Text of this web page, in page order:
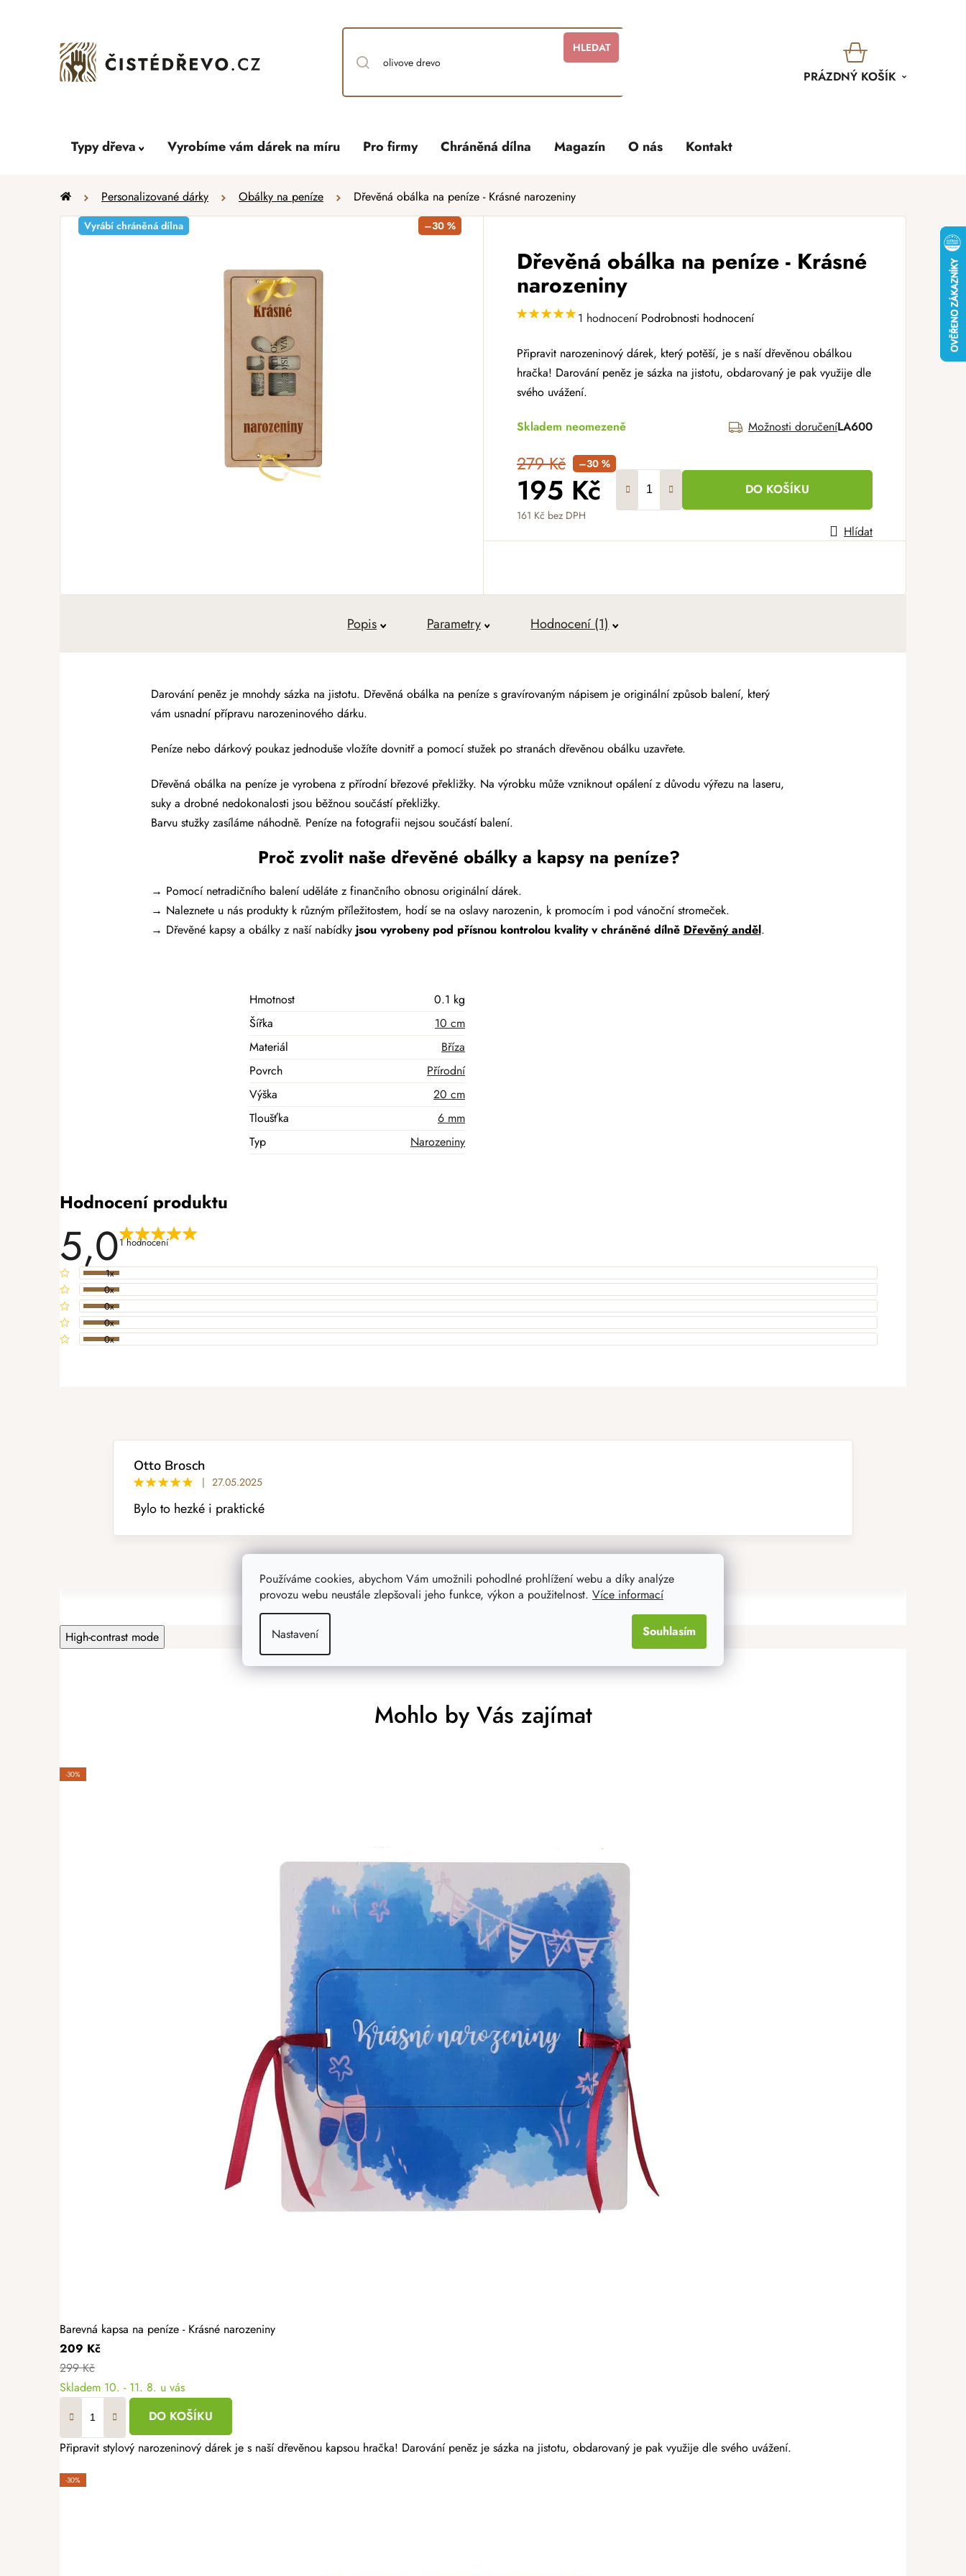
Používáme cookies, abychom Vám umožnili pohodlné prohlížení webu a díky analýze
provozu webu neustále zlepšovali jeho funkce, výkon a použitelnost. Více informací
Nastavení Souhlasím
HLEDAT
KOŠÍK
PRÁZDNÝ KOŠÍK
Typy dřeva Vyrobíme vám dárek na míru Pro firmy Chráněná dílna Magazín O nás Kontakt
Domů Personalizované dárky Obálky na peníze Dřevěná obálka na peníze - Krásné narozeniny
Dřevěná obálka na peníze - Krásné
narozeniny
1 hodnocení Podrobnosti hodnocení
Připravit narozeninový dárek, který potěší, je s naší dřevěnou obálkou
hračka! Darování peněz je sázka na jistotu, obdarovaný je pak využije dle
svého uvážení.
Skladem neomezeně Možnosti doručeníLA600
279 Kč –30 %
195 Kč
161 Kč bez DPH
Měrná cena:
DO KOŠÍKU
Hlídat
Vyrábí chráněná dílna –30 %
Popis Parametry Hodnocení (1)
Darování peněz je mnohdy sázka na jistotu. Dřevěná obálka na peníze s gravírovaným nápisem je originální způsob balení, který
vám usnadní přípravu narozeninového dárku.
Peníze nebo dárkový poukaz jednoduše vložíte dovnitř a pomocí stužek po stranách dřevěnou obálku uzavřete.
Dřevěná obálka na peníze je vyrobena z přírodní březové překližky. Na výrobku může vzniknout opálení z důvodu výřezu na laseru,
suky a drobné nedokonalosti jsou běžnou součástí překližky.
Barvu stužky zasíláme náhodně. Peníze na fotografii nejsou součástí balení.
Proč zvolit naše dřevěné obálky a kapsy na peníze?
→ Pomocí netradičního balení uděláte z finančního obnosu originální dárek.
→ Naleznete u nás produkty k různým příležitostem, hodí se na oslavy narozenin, k promocím i pod vánoční stromeček.
→ Dřevěné kapsy a obálky z naší nabídky jsou vyrobeny pod přísnou kontrolou kvality v chráněné dílně Dřevěný anděl.
Hmotnost
0.1 kg
Šířka
10 cm
Materiál
Bříza
Povrch
Přírodní
Výška
20 cm
Tloušťka
6 mm
Typ
Narozeniny
Hodnocení produktu
5,01 hodnocení
1x
0x
0x
0x
0x
Otto Brosch
| 27.05.2025
Bylo to hezké i praktické
High-contrast mode
Mohlo by Vás zajímat
-30%
Barevná kapsa na peníze - Krásné narozeniny
209 Kč
299 Kč
Skladem 10. - 11. 8. u vás
DO KOŠÍKU
Připravit stylový narozeninový dárek je s naší dřevěnou kapsou hračka! Darování peněz je sázka na jistotu, obdarovaný je pak využije dle svého uvážení.
-30%